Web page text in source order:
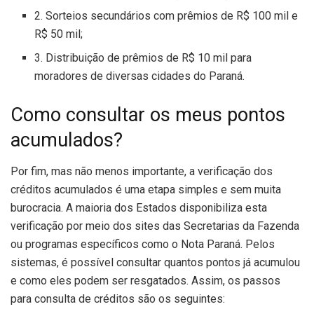
2. Sorteios secundários com prêmios de R$ 100 mil e
R$ 50 mil;
3. Distribuição de prêmios de R$ 10 mil para
moradores de diversas cidades do Paraná.
Como consultar os meus pontos
acumulados?
Por fim, mas não menos importante, a verificação dos
créditos acumulados é uma etapa simples e sem muita
burocracia. A maioria dos Estados disponibiliza esta
verificação por meio dos sites das Secretarias da Fazenda
ou programas específicos como o Nota Paraná. Pelos
sistemas, é possível consultar quantos pontos já acumulou
e como eles podem ser resgatados. Assim, os passos
para consulta de créditos são os seguintes: